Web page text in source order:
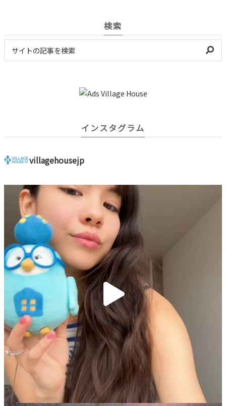
検索
インスタグラム
villagehousejp